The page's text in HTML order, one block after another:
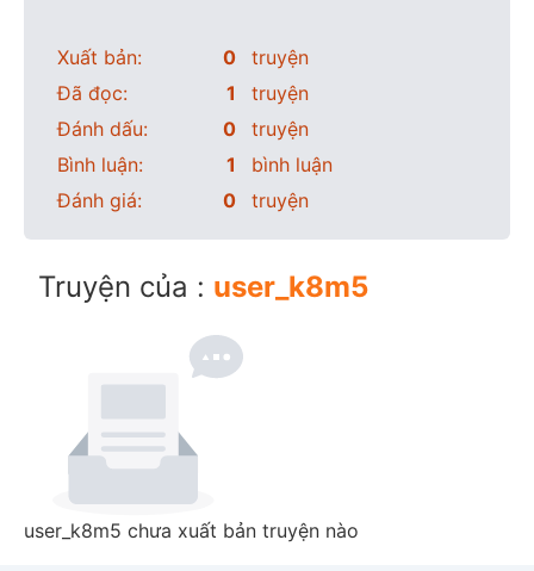
Xuất bản: 0
truyện
Đã đọc:
1
truyện
Đánh dấu:
0
truyện
Bình luận:
1
bình luận
Đánh giá:
0 truyện
Truyện của : user_k8m5
user_k8m5 chưa xuất bản truyện nào